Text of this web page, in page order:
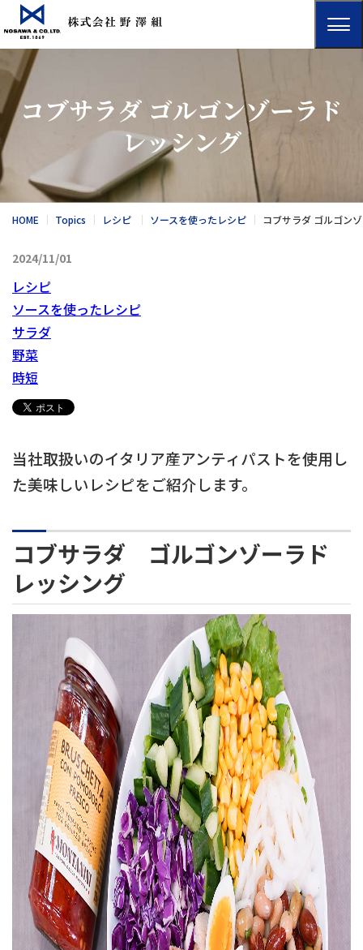
コブサラダ ゴルゴンゾーラド
レッシング
HOME Topics レシピ ソースを使ったレシピ コブサラダ ゴルゴン
2024/11/01
レシピ
ソースを使ったレシピ
サラダ
野菜
時短
当社取扱いのイタリア産アンティパストを使用し
た美味しいレシピをご紹介します。
コブサラダ ゴルゴンゾーラド
レッシング